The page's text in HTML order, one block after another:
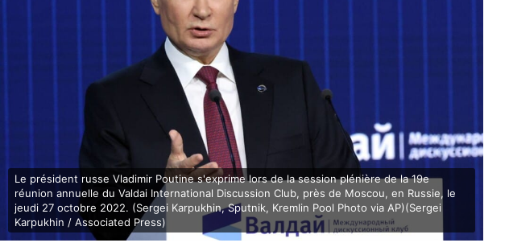
Le président russe Vladimir Poutine s'exprime lors de la session plénière de la 19e
réunion annuelle du Valdai International Discussion Club, près de Moscou, en Russie, le
jeudi 27 octobre 2022. (Sergei Karpukhin, Sputnik, Kremlin Pool Photo via AP)(Sergei
Karpukhin / Associated Press)